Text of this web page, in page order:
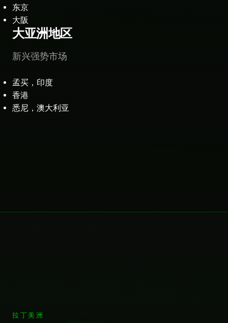
东京
大阪
大亚洲地区
新兴强势市场
孟买，印度
香港
悉尼，澳大利亚
拉丁美洲